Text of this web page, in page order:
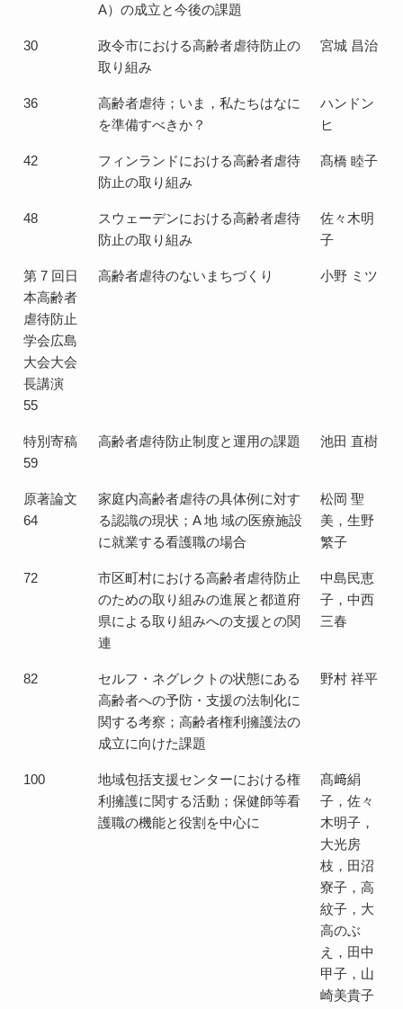
A）の成立と今後の課題
30
政令市における高齢者虐待防止の
取り組み
宮城 昌治
36
高齢者虐待；いま，私たちはなに
を準備すべきか？
ハンドン
ヒ
42
フィンランドにおける高齢者虐待
防止の取り組み
髙橋 睦子
48
スウェーデンにおける高齢者虐待
防止の取り組み
佐々木明
子
第 7 回日
本高齢者
虐待防止
学会広島
大会大会
長講演
55
高齢者虐待のないまちづくり 小野 ミツ
特別寄稿
59
高齢者虐待防止制度と運用の課題 池田 直樹
原著論文
64
家庭内高齢者虐待の具体例に対す
る認識の現状；A 地 域の医療施設
に就業する看護職の場合
松岡 聖
美，生野
繁子
72
市区町村における高齢者虐待防止
のための取り組みの進展と都道府
県による取り組みへの支援との関
連
中島民恵
子，中西
三春
82
セルフ・ネグレクトの状態にある
高齢者への予防・支援の法制化に
関する考察；高齢者権利擁護法の
成立に向けた課題
野村 祥平
100
地域包括支援センターにおける権
利擁護に関する活動；保健師等看
護職の機能と役割を中心に
髙﨑絹
子，佐々
木明子，
大光房
枝，田沼
寮子，高
紋子，大
高のぶ
え，田中
甲子，山
崎美貴子